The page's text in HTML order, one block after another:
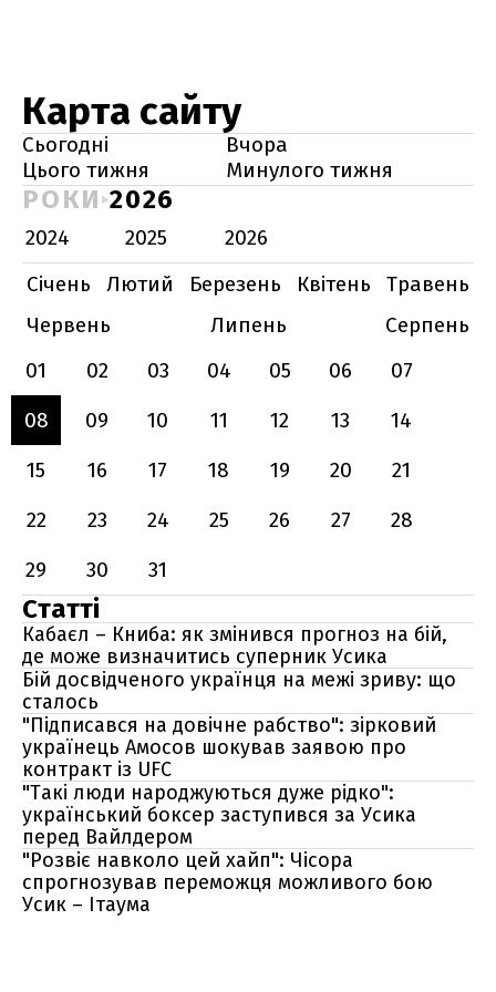
Карта сайту
Сьогодні
Вчора
Цього тижня
Минулого тижня
РОКИ 2026
2024 2025
2026
Січень
Лютий Березень Квітень
Травень
Червень
Липень
Серпень
01
02 03 04 05 06
07
08
09 10 11 12 13
14
15
16 17 18 19 20
21
22
23 24 25 26 27
28
29
30 31
Статті
Кабаєл – Книба: як змінився прогноз на бій,
де може визначитись суперник Усика
Бій досвідченого українця на межі зриву: що
сталось
"Підписався на довічне рабство": зірковий
українець Амосов шокував заявою про
контракт із UFC
"Такі люди народжуються дуже рідко":
український боксер заступився за Усика
перед Вайлдером
"Розвіє навколо цей хайп": Чісора
спрогнозував переможця можливого бою
Усик – Ітаума